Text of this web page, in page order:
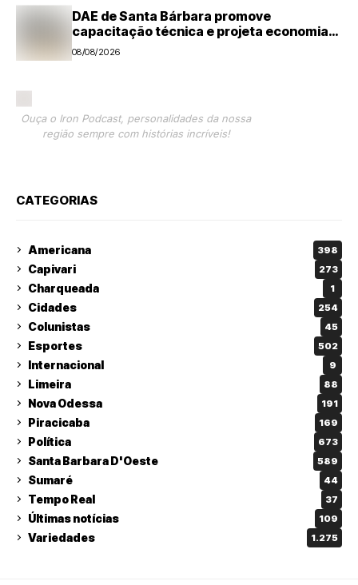
DAE de Santa Bárbara promove
capacitação técnica e projeta economia
anual de mais de R$ 300 mil com eficiência
energética
08/08/2026
Ouça o Iron Podcast, personalidades da nossa
região sempre com histórias incríveis!
CATEGORIAS
Americana 398
Capivari 273
Charqueada 1
Cidades 254
Colunistas 45
Esportes 502
Internacional 9
Limeira 88
Nova Odessa 191
Piracicaba 169
Política 673
Santa Barbara D'Oeste 589
Sumaré 44
Tempo Real 37
Últimas notícias 109
Variedades 1.275